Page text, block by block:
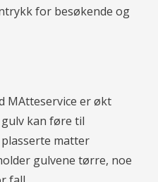
for besøkende og
MAtteservice er økt
kan føre til
matter
gulvene tørre, noe